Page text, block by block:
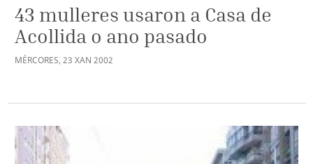
43 mulleres usaron a Casa de
Acollida o ano pasado
MÉRCORES, 23 XAN 2002